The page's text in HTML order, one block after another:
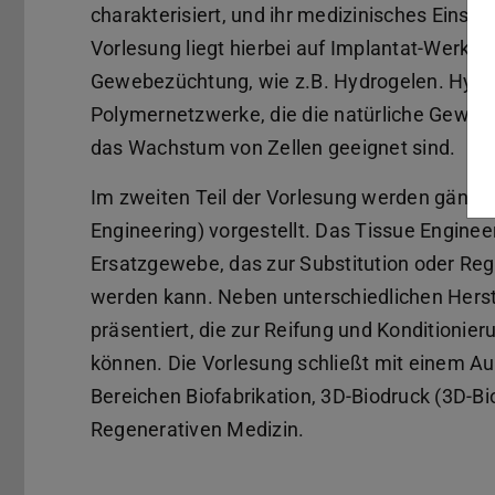
charakterisiert, und ihr medizinisches
Vorlesung liegt hierbei auf Implantat-
Gewebezüchtung, wie z.B. Hydrogelen.
Polymernetzwerke, die die natürliche
das Wachstum von Zellen geeignet sind.
Im zweiten Teil der Vorlesung werden
Engineering) vorgestellt. Das Tissue
Ersatzgewebe, das zur Substitution oder
werden kann. Neben unterschiedlichen
präsentiert, die zur Reifung und
können. Die Vorlesung schließt mit einem
Bereichen Biofabrikation, 3D-Biodruck (3D-
Regenerativen Medizin.